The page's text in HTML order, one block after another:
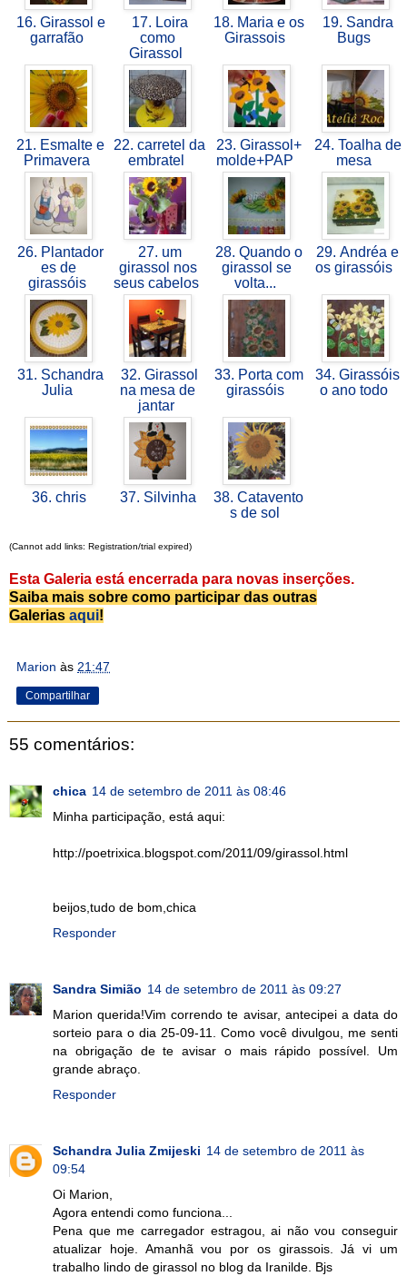
16. Girassol e
garrafão
17. Loira
como
Girassol
18. Maria e os
Girassois
19. Sandra
Bugs
21. Esmalte e
Primavera
22. carretel da
embratel
23. Girassol+
molde+PAP
24. Toalha de
mesa
26. Plantador
es de
girassóis
27. um
girassol nos
seus cabelos
28. Quando o
girassol se
volta...
29. Andréa e
os girassóis
31. Schandra
Julia
32. Girassol
na mesa de
jantar
33. Porta com
girassóis
34. Girassóis
o ano todo
36. chris 37. Silvinha
38. Catavento
s de sol
(Cannot add links: Registration/trial expired)
Esta Galeria está encerrada para novas inserções.
Saiba mais sobre como participar das outras
Galerias aqui!
Marion às 21:47
Compartilhar
55 comentários:
chica 14 de setembro de 2011 às 08:46
Minha participação, está aqui:
http://poetrixica.blogspot.com/2011/09/girassol.html
beijos,tudo de bom,chica
Responder
Sandra Simião 14 de setembro de 2011 às 09:27
Marion querida!Vim correndo te avisar, antecipei a data do
sorteio para o dia 25-09-11. Como você divulgou, me senti
na obrigação de te avisar o mais rápido possível. Um
grande abraço.
Responder
Schandra Julia Zmijeski 14 de setembro de 2011 às
09:54
Oi Marion,
Agora entendi como funciona...
Pena que me carregador estragou, ai não vou conseguir
atualizar hoje. Amanhã vou por os girassois. Já vi um
trabalho lindo de girassol no blog da Iranilde. Bjs